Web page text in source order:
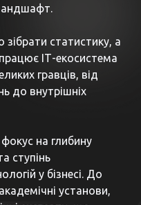
статистику, а
ІТ-екосистема
гравців, від
до внутрішніх
на глибину
ступінь
у бізнесі. До
установи,